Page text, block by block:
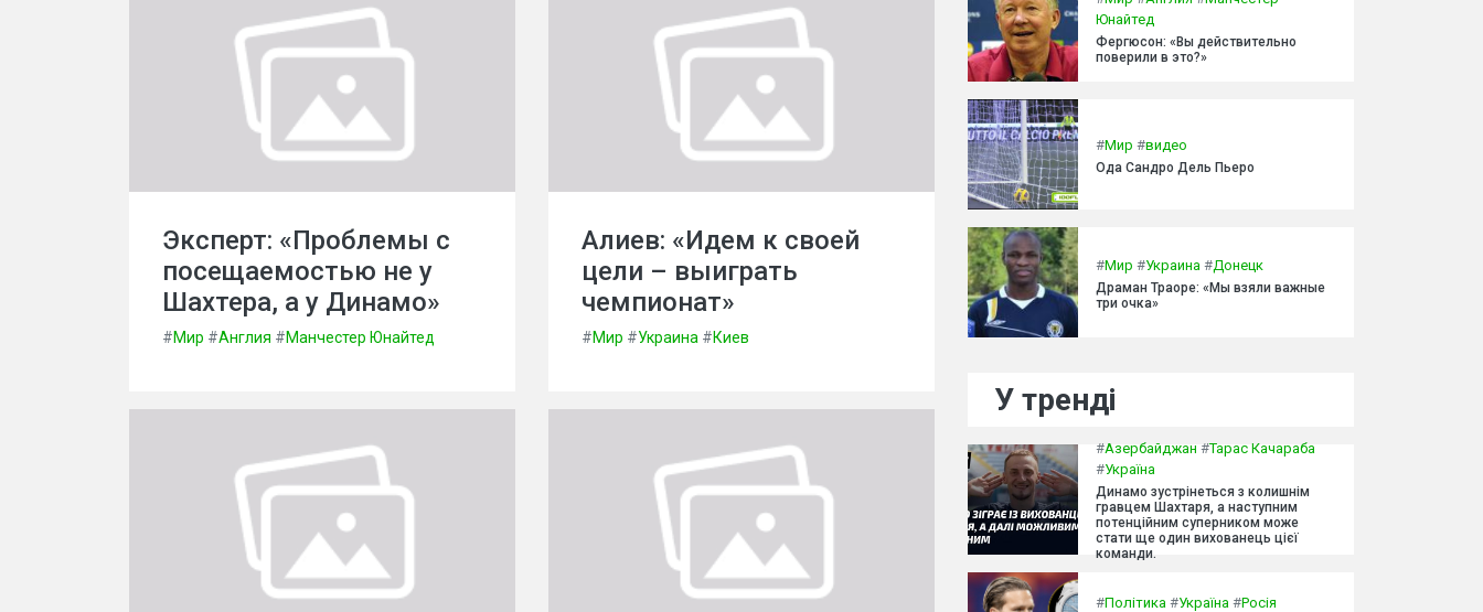
Эксперт: «Проблемы с
посещаемостью не у
Шахтера, а у Динамо»
#Мир #Англия #Манчестер Юнайтед
Алиев: «Идем к своей
цели – выиграть
чемпионат»
#Мир #Украина #Киев
Юнайтед
Фергюсон: «Вы действительно
поверили в это?»
#Мир #видео
Ода Сандро Дель Пьеро
#Мир #Украина #Донецк
Драман Траоре: «Мы взяли важные
три очка»
У тренді
#Азербайджан #Тарас Качараба
#Україна
Динамо зустрінеться з колишнім
гравцем Шахтаря, а наступним
потенційним суперником може
стати ще один вихованець цієї
команди.
#Політика #Україна #Росія